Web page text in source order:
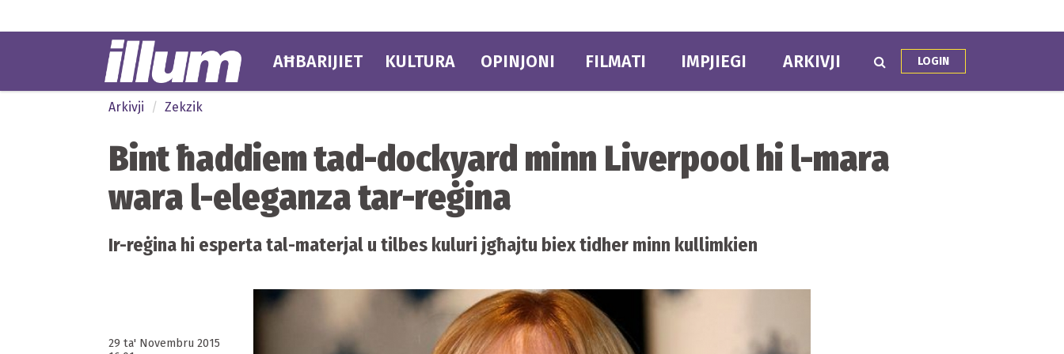
AĦBARIJIET KULTURA OPINJONI FILMATI IMPJIEGI ARKIVJI LOGIN
Arkivji Zekzik
Bint ħaddiem tad-dockyard minn Liverpool hi l-mara
wara l-eleganza tar-reġina
Ir-reġina hi esperta tal-materjal u tilbes kuluri jgħajtu biex tidher minn kullimkien
29 ta' Novembru 2015